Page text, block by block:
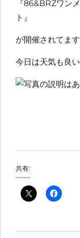
『86&BRZワン
ト』
が開催されてます
今日は天気も良
共有: